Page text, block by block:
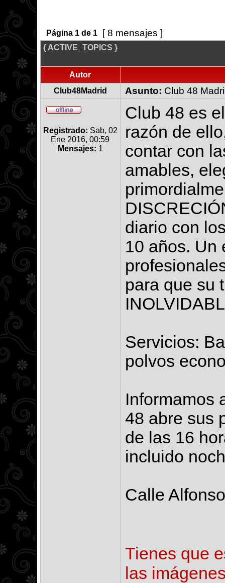
Página 1de 1 [ 8 mensajes ]
{ ACTIVE_TOPICS }
Autor
Club48Madrid
Asunto: Club 48
Registrado: Sab, 02
Ene 2016, 00:59
Mensajes: 1
Club 48 es
razón de
contar con
amables,
diario con
10 años. Un
para que su
Servicios:
polvos
Informamos
48 abre sus
de las 16
incluido
Calle
Tienes que
las